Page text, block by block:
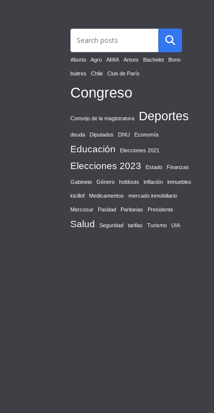
Aborto Agro AMIA Anses Bachelet Bono
buitres Chile Club de París
Congreso
Consejo de la magistratura Deportes
deuda Diputados DNU Economía
Educación Elecciones 2021
Elecciones 2023 Estado Finanzas
Gabinete Género holdouts inflación inmuebles
kicillof Medicamentos mercado inmobiliario
Mercosur Paridad Paritarias Presidente
Salud Seguridad tarifas Turismo UIA